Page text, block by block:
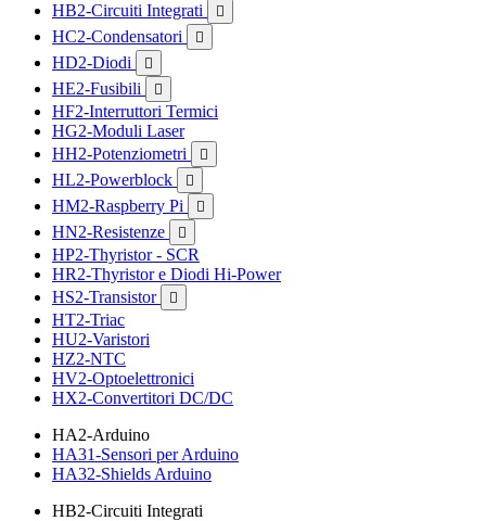
HB2-Circuiti Integrati 
HC2-Condensatori 
HD2-Diodi 
HE2-Fusibili 
HF2-Interruttori Termici
HG2-Moduli Laser
HH2-Potenziometri

HL2-Powerblock 
HM2-Raspberry Pi 
HN2-Resistenze 
HP2-Thyristor - SCR
HR2-Thyristor e Diodi Hi-Power
HS2-Transistor

HT2-Triac
HU2-Varistori
HZ2-NTC
HV2-Optoelettronici
HX2-Convertitori DC/DC
HA2-Arduino
HA31-Sensori per Arduino
HA32-Shields Arduino
HB2-Circuiti Integrati